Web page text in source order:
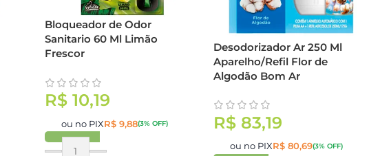
Bloqueador de Odor
Sanitario 60 Ml Limão
Frescor
R$10,19
ou no PIXR$9,88(3% OFF)
Desodorizador Ar 250 Ml
Aparelho/Refil Flor de
Algodão Bom Ar
R$ 83,19
ou no PIXR$ 80,69(3% OFF)